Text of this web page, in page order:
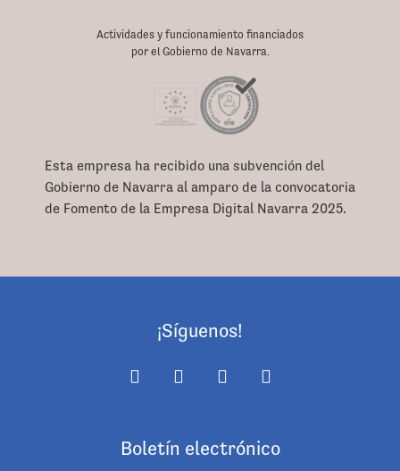
Actividades y funcionamiento financiados
por el Gobierno de Navarra.
Esta empresa ha recibido una subvención del
Gobierno de Navarra al amparo de la convocatoria
de Fomento de la Empresa Digital Navarra 2025.
¡Síguenos!
Boletín electrónico